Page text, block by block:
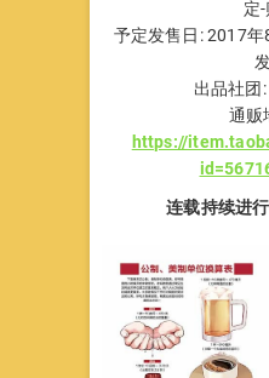
定
予定发售日: 2017
出品社团
通贩
https://
连载持续进